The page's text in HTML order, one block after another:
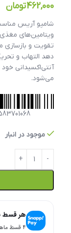
462,000تومان
شامپو آریس
ویتامین‌های
تقویت و بازسازی
دهد التهاب و
آنتی‌اکسیدانی
می‌شود.
موجود در انبار
هر قسط
۴ قسط ماهانه. بدون سود، چک و ضامن.